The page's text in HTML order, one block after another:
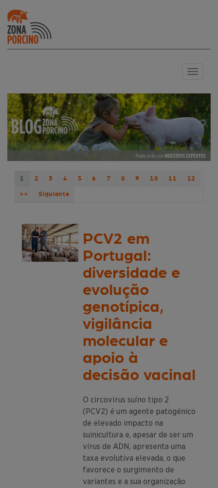
Toggle
1 2 3 4 5 6 7 8 9 10 11 12
>> Siguiente
PCV2 em
Portugal:
diversidade e
evolução
genotípica,
vigilância
molecular e
apoio à
decisão vacinal
O circovírus suíno tipo 2
(PCV2) é um agente patogénico
de elevado impacto na
suinicultura e, apesar de ser um
vírus de ADN, apresenta uma
taxa evolutiva elevada, o que
favorece o surgimento de
variantes e a sua organização